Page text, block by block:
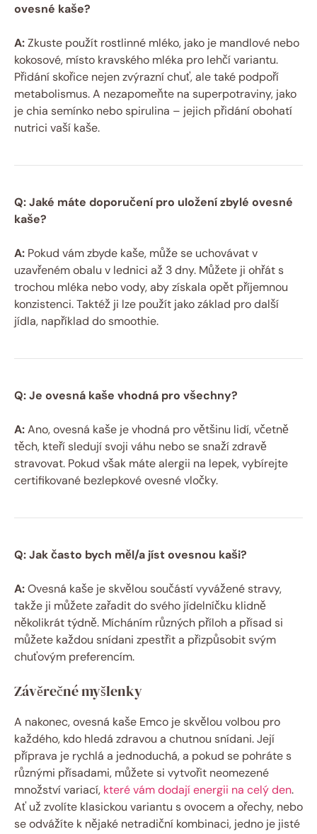
ovesné kaše?
A:Zkuste použít rostlinné mléko, jako je mandlové nebo
kokosové, místo kravského mléka pro lehčí variantu.
Přidání skořice nejen zvýrazní chuť, ale také podpoří
metabolismus. A nezapomeňte na superpotraviny, jako
je chia semínko nebo spirulina – jejich přidání obohatí
nutrici vaší kaše.
Q: Jaké máte doporučení pro uložení zbylé ovesné
kaše?
A: Pokud vám zbyde kaše, může se uchovávat v
uzavřeném obalu v lednici až 3 dny. Můžete ji ohřát s
trochou mléka nebo vody, aby získala opět příjemnou
konzistenci. Taktéž ji lze použít jako základ pro další
jídla, například do smoothie.
Q: Je ovesná kaše vhodná pro všechny?
A:Ano, ovesná kaše je vhodná pro většinu lidí, včetně
těch, kteří sledují svoji váhu nebo se snaží zdravě
stravovat. Pokud však máte alergii na lepek, vybírejte
certifikované bezlepkové ovesné vločky.
Q: Jak často bych měl/a jíst ovesnou kaši?
A:Ovesná kaše je skvělou součástí vyvážené stravy,
takže ji můžete zařadit do svého jídelníčku klidně
několikrát týdně. Mícháním různých příloh a přísad si
můžete každou snídani zpestřit a přizpůsobit svým
chuťovým preferencím.
Závěrečné myšlenky
A nakonec, ovesná kaše Emco je skvělou volbou pro
každého, kdo hledá zdravou a chutnou snídani. Její
příprava je rychlá a jednoduchá, a pokud se pohráte s
různými přísadami, můžete si vytvořit neomezené
množství variací, které vám dodají energii na celý den.
Ať už zvolíte klasickou variantu s ovocem a ořechy, nebo
se odvážíte k nějaké netradiční kombinaci, jedno je jisté